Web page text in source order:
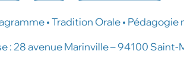
• Tradition Orale •
: 28 avenue Marinville – 94100